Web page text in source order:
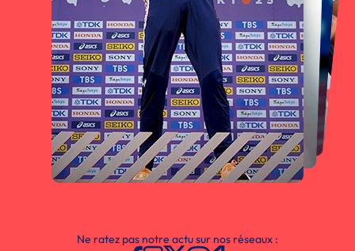
Ne ratez pas notre actu sur nos réseaux :